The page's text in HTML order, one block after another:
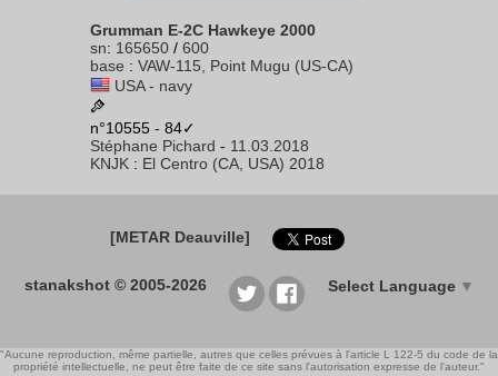
Grumman E-2C Hawkeye 2000
sn: 165650 / 600
base : VAW-115, Point Mugu (US-CA)
USA - navy
n°10555 - 84✓
Stéphane Pichard - 11.03.2018
KNJK : El Centro (CA, USA) 2018
[METAR Deauville]
stanakshot © 2005-2026 Select Language ▼
"Aucune reproduction, même partielle, autres que celles prévues à l'article L 122-5 du code de la
propriété intellectuelle, ne peut être faite de ce site sans l'autorisation expresse de l'auteur."